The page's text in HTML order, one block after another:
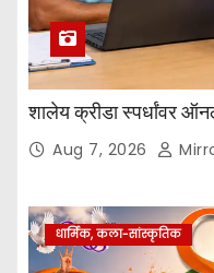
शालेय क्रीडा स्पर्धांवर
Aug 7, 2026
धार्मिक, कला-सांस्कृतिक